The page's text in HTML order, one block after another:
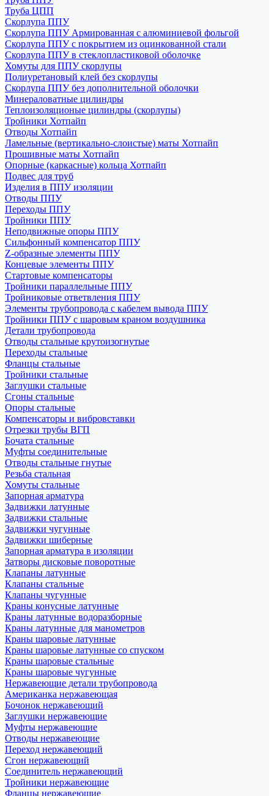
Труба ЦПП
Скорлупа ППУ
Скорлупа ППУ Армированная с алюминиевой фольгой
Скорлупа ППУ с покрытием из оцинкованной стали
Скорлупа ППУ в стеклопластиковой оболочке
Хомуты для ППУ скорлупы
Полиуретановый клей без скорлупы
Скорлупа ППУ без дополнительной оболочки
Минераловатные цилиндры
Теплоизоляционые цилиндры (скорлупы)
Тройники Хотпайп
Отводы Хотпайп
Ламельные (вертикально-слоистые) маты Хотпайп
Прошивные маты Хотпайп
Опорные (каркасные) кольца Хотпайп
Подвес для труб
Изделия в ППУ изоляции
Отводы ППУ
Переходы ППУ
Тройники ППУ
Неподвижные опоры ППУ
Cильфонный компенсатор ППУ
Z-образные элементы ППУ
Концевые элементы ППУ
Стартовые компенсаторы
Тройники параллельные ППУ
Тройниковые ответвления ППУ
Элементы трубопровода с кабелем вывода ППУ
Тройники ППУ с шаровым краном воздушника
Детали трубопровода
Отводы стальные крутоизогнутые
Переходы стальные
Фланцы стальные
Тройники стальные
Заглушки стальные
Сгоны стальные
Опоры стальные
Компенсаторы и вибровставки
Отрезки трубы ВГП
Бочата стальные
Муфты соединительные
Отводы стальные гнутые
Резьба стальная
Хомуты стальные
Запорная арматура
Задвижки латунные
Задвижки стальные
Задвижки чугунные
Задвижки шиберные
Запорная арматура в изоляции
Затворы дисковые поворотные
Клапаны латунные
Клапаны стальные
Клапаны чугунные
Краны конусные латунные
Краны латунные водоразборные
Краны латунные для манометров
Краны шаровые латунные
Краны шаровые латунные со спуском
Краны шаровые стальные
Краны шаровые чугунные
Нержавеющие детали трубопровода
Американка нержавеющая
Бочонок нержавеющий
Заглушки нержавеющие
Муфты нержавеющие
Отводы нержавеющие
Переход нержавеющий
Сгон нержавеющий
Соединитель нержавеющий
Тройники нержавеющие
Фланцы нержавеющие